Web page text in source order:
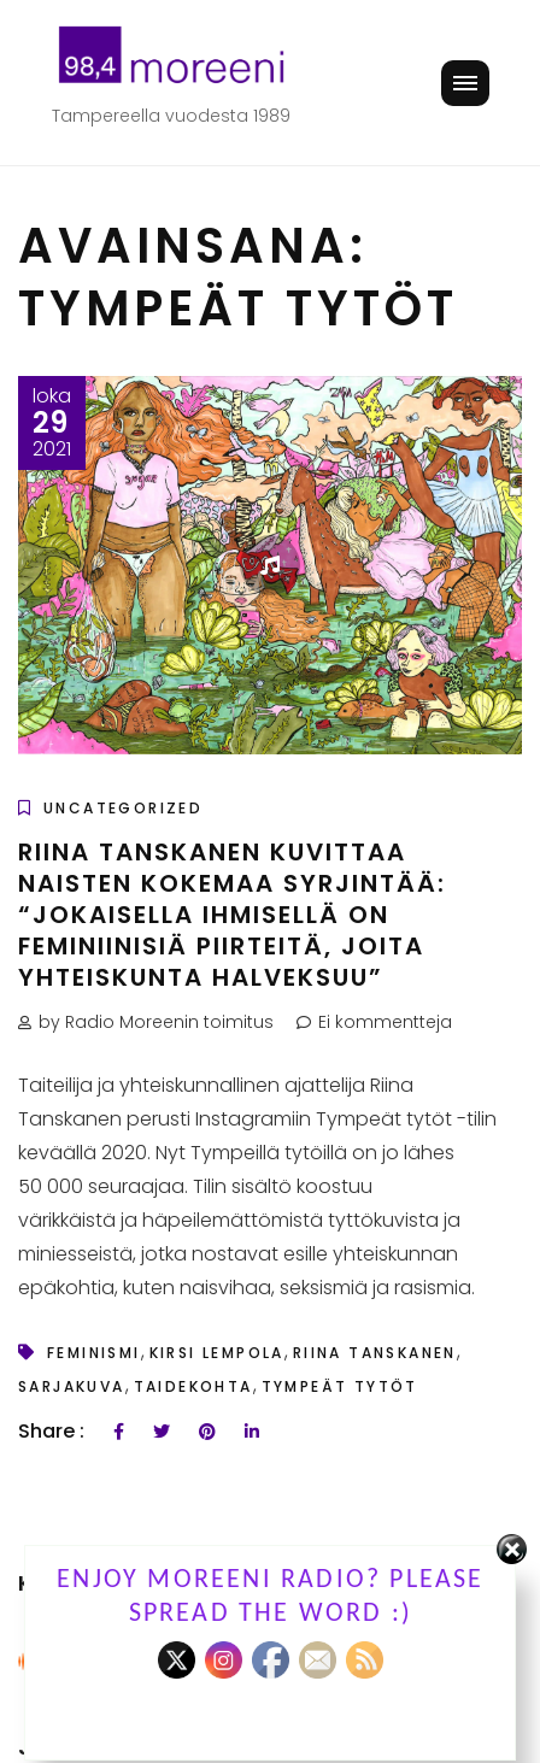
content
Tampereella vuodesta 1989
AVAINSANA:
TYMPEÄT TYTÖT
loka
29
2021
UNCATEGORIZED
RIINA TANSKANEN KUVITTAA
NAISTEN KOKEMAA SYRJINTÄÄ:
“JOKAISELLA IHMISELLÄ ON
FEMINIINISIÄ PIIRTEITÄ, JOITA
YHTEISKUNTA HALVEKSUU”
by Radio Moreenin toimitus Ei kommentteja
Taiteilija ja yhteiskunnallinen ajattelija Riina
Tanskanen perusti Instagramiin Tympeät tytöt -tilin
keväällä 2020. Nyt Tympeillä tytöillä on jo lähes
50 000 seuraajaa. Tilin sisältö koostuu
värikkäistä ja häpeilemättömistä tyttökuvista ja
miniesseistä, jotka nostavat esille yhteiskunnan
epäkohtia, kuten naisvihaa, seksismiä ja rasismia.
FEMINISMI, KIRSI LEMPOLA, RIINA TANSKANEN ,
SARJAKUVA, TAIDEKOHTA, TYMPEÄT TYTÖT
Share :
KUUNTELE OHJELMIAMME
JUTTUARKISTO
ENJOY MOREENI RADIO? PLEASE
SPREAD THE WORD :)